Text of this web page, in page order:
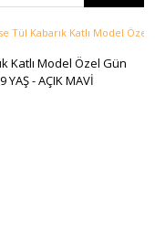
Tül Kabarık Katlı Model